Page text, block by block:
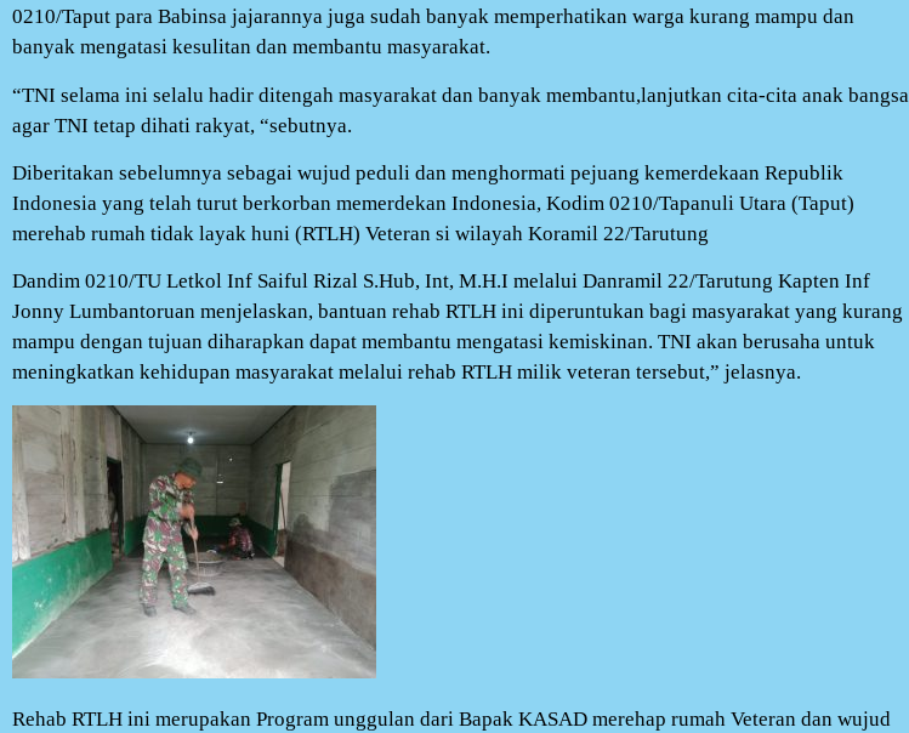
0210/Taput para Babinsa jajarannya juga sudah banyak memperhatikan warga kurang mampu dan
banyak mengatasi kesulitan dan membantu masyarakat.
“TNI selama ini selalu hadir ditengah masyarakat dan banyak membantu,lanjutkan cita-cita anak bangsa
agar TNI tetap dihati rakyat, “sebutnya.
Diberitakan sebelumnya sebagai wujud peduli dan menghormati pejuang kemerdekaan Republik
Indonesia yang telah turut berkorban memerdekan Indonesia, Kodim 0210/Tapanuli Utara (Taput)
merehab rumah tidak layak huni (RTLH) Veteran si wilayah Koramil 22/Tarutung
Dandim 0210/TU Letkol Inf Saiful Rizal S.Hub, Int, M.H.I melalui Danramil 22/Tarutung Kapten Inf
Jonny Lumbantoruan menjelaskan, bantuan rehab RTLH ini diperuntukan bagi masyarakat yang kurang
mampu dengan tujuan diharapkan dapat membantu mengatasi kemiskinan. TNI akan berusaha untuk
meningkatkan kehidupan masyarakat melalui rehab RTLH milik veteran tersebut,” jelasnya.
Rehab RTLH ini merupakan Program unggulan dari Bapak KASAD merehap rumah Veteran dan wujud